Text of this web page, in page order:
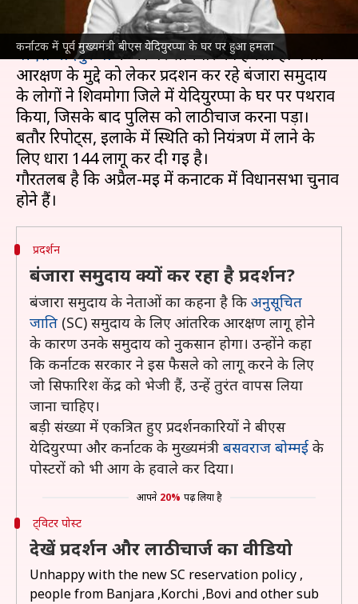
कर्नाटक में पूर्व मुख्यमंत्री बीएस येदियुरप्पा के घर पर हुआ हमला
कर्नाटकके पूर्व मुख्यमंत्री और भाजपा के दिग्गज नेता
बीएस येदियुरप्पाके घर पर सोमवार को हमला हो गया।
आरक्षण के मुद्दे को लेकर प्रदर्शन कर रहे बंजारा समुदाय
के लोगों ने शिवमोगा जिले में येदियुरप्पा के घर पर पथराव
किया, जिसके बाद पुलिस को लाठीचार्ज करना पड़ा।
बतौर रिपोर्ट्स, इलाके में स्थिति को नियंत्रण में लाने के
लिए धारा 144 लागू कर दी गई है।
गौरतलब है कि अप्रैल-मई में कर्नाटक में विधानसभा चुनाव
प्रदर्शन
बंजारा समुदाय क्यों कर रहा है प्रदर्शन?
बंजारा समुदाय के नेताओं का कहना है कि अनुसूचित
जाति (SC) समुदाय के लिए आंतरिक आरक्षण लागू होने
के कारण उनके समुदाय को नुकसान होगा। उन्होंने कहा
कि कर्नाटक सरकार ने इस फैसले को लागू करने के लिए
जो सिफारिश केंद्र को भेजी हैं, उन्हें तुरंत वापस लिया
जाना चाहिए।
बड़ी संख्या में एकत्रित हुए प्रदर्शनकारियों ने बीएस
येदियुरप्पा और कर्नाटक के मुख्यमंत्री बसवराज बोम्मई के
पोस्टरों को भी आग के हवाले कर दिया।
आपने 20% पढ़ लिया है
ट्विटर पोस्ट
देखें प्रदर्शन और लाठीचार्ज का वीडियो
Unhappy with the new SC reservation policy ,
people from Banjara ,Korchi ,Bovi and other sub